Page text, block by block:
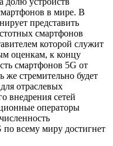
в мире. В
представить
смартфонов
которой служит
оценкам, к концу
смартфонов 5G от
стремительно будет
отраслевых
внедрения сетей
операторы
по всему миру достигнет